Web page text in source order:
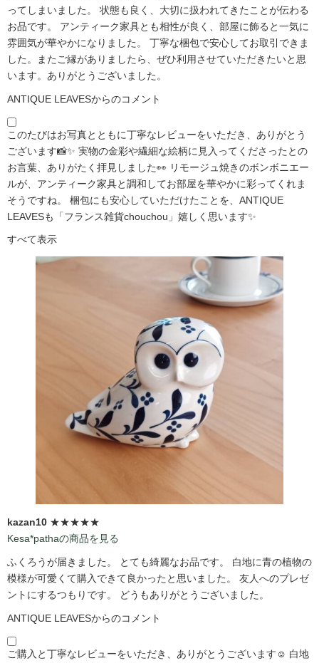
ってしまいました。 状態も良く、大切に扱われてきたことが伝わる
お品です。 アンティーク家具とも相性が良く、部屋に飾ると一気に
雰囲気が華やかになりました。 丁寧な梱包で安心してお取引できま
した。またご縁がありましたら、ぜひ利用させていただきたいと思
います。ありがとうございました。
ANTIQUE LEAVESからのコメント
このたびはお写真とともに丁寧なレビューをいただき、ありがとう
ございます📸✨ 実物の金彩や繊細な絵柄に見入ってくださったとの
お言葉、ありがたく拝見しました👀 リモージュ焼きのボンボニエー
ルが、アンティーク家具と調和してお部屋を華やかに彩ってくれま
そうですね。 梱包にも安心していただけたことを、ANTIQUE
LEAVESも「フランス雑貨chouchou」嬉しく思います✨
すべて表示
kazan10 ★★★★★
Kesa*pathaの商品を見る
ふくろうが届きました。 とても綺麗なお品です。 白地に青の植物の
模様が可愛くて購入できて良かったと思いました。 友人へのプレゼ
ントにするつもりです。 どうもありがとうございました。
ANTIQUE LEAVESからのコメント
ご購入と丁寧なレビューをいただき、ありがとうございます☺️ 白地